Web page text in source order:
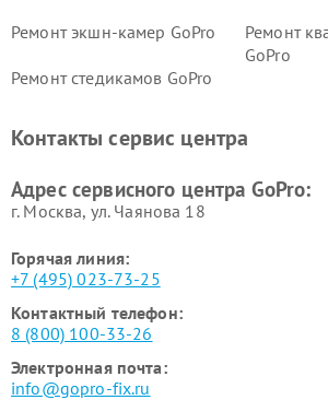
Ремонт экшн-камер GoPro
Ремонт
GoPro
Ремонт стедикамов GoPro
Контакты сервис центра
Адрес сервисного центра GoPro:
г. Москва, ул. Чаянова 18
Горячая линия:
+7 (495) 023-73-25
Контактный телефон:
8 (800) 100-33-26
Электронная почта:
info@gopro-fix.ru